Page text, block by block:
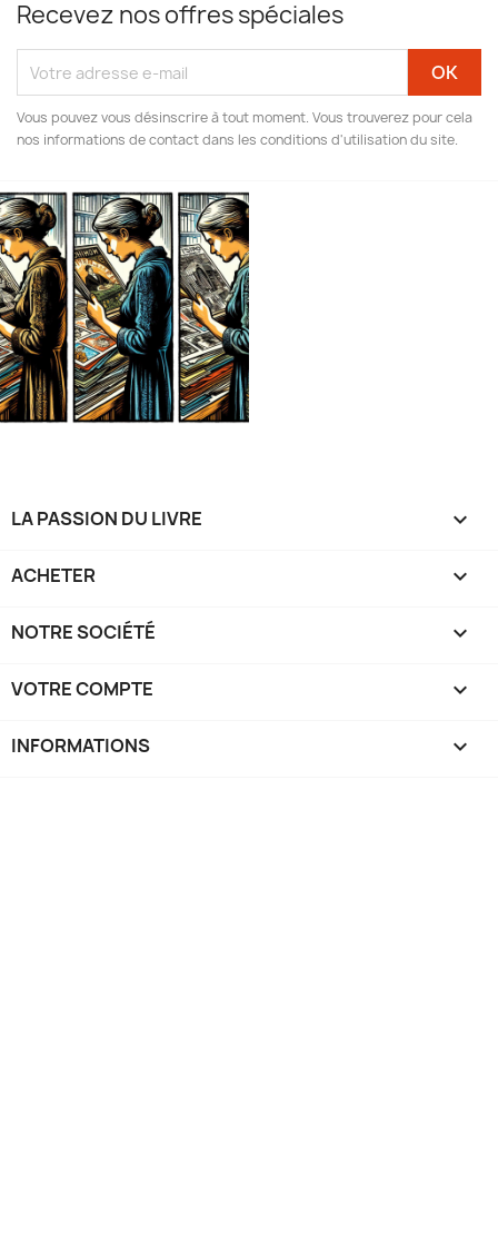
Recevez nos offres spéciales
Vous pouvez vous désinscrire à tout moment. Vous trouverez pour cela
nos informations de contact dans les conditions d'utilisation du site.
LA PASSION DU LIVRE 
ACHETER 
NOTRE SOCIÉTÉ 
VOTRE COMPTE 
INFORMATIONS keyboard_arrow_down